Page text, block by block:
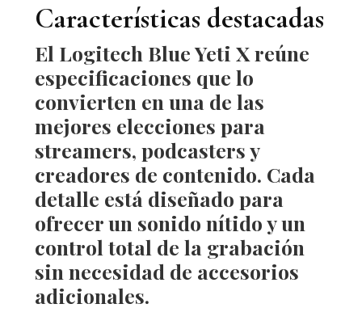
Características destacadas
El Logitech Blue Yeti Xreúne
especificaciones que lo
convierten en una de las
mejores elecciones para
streamers, podcasters y
creadores de contenido. Cada
detalle está diseñado para
ofrecer un sonido nítido y un
control total de la grabación
sin necesidad de accesorios
adicionales.